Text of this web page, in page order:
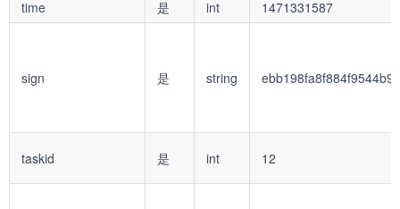
time
是 int 1471331587
sign 是 string
taskid 是 int 12